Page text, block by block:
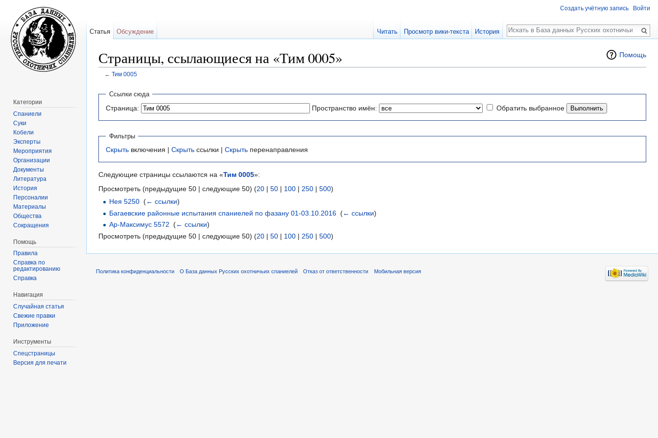
Помощь
Страницы, ссылающиеся на «Тим 0005»
← Тим 0005
Ссылки сюда
Страница: Пространство имён: Обратить выбранное
Фильтры
Скрыть включения | Скрыть ссылки | Скрыть перенаправления
Следующие страницы ссылаются на «Тим 0005»:
Просмотреть (предыдущие 50 | следующие 50) (20 | 50 | 100 | 250 | 500)
Нея 5250 ‎(← ссылки)
Багаевские районные испытания спаниелей по фазану 01-03.10.2016 ‎(← ссылки)
Ар-Максимус 5572 ‎(← ссылки)
Просмотреть (предыдущие 50 | следующие 50) (20 | 50 | 100 | 250 | 500)
Создать учётную запись Войти
Статья Обсуждение Читать Просмотр вики-текста История
Поиск
Категории
Спаниели
Суки
Кобели
Эксперты
Мероприятия
Организации
Документы
Литература
История
Персоналии
Материалы
Общества
Сокращения
Помощь
Правила
Справка по
редактированию
Справка
Навигация
Случайная статья
Свежие правки
Приложение
Инструменты
Спецстраницы
Версия для печати
Политика конфиденциальности О База данных Русских охотничьих спаниелей Отказ от ответственности Мобильная версия